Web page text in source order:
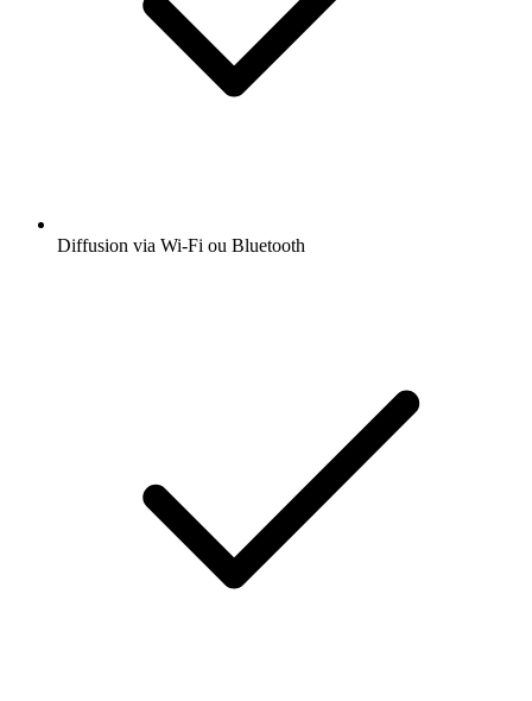
Diffusion via Wi-Fi ou Bluetooth